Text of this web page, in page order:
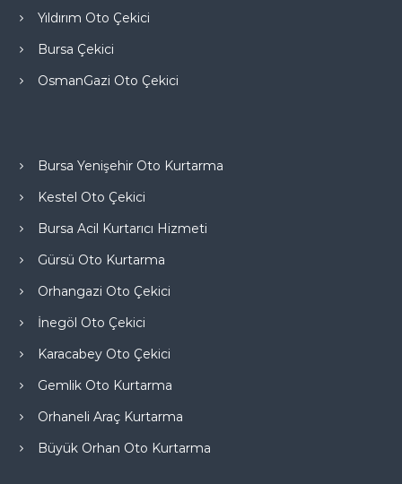
Yıldırım Oto Çekici
Bursa Çekici
OsmanGazi Oto Çekici
Bursa Yenişehir Oto Kurtarma
Kestel Oto Çekici
Bursa Acil Kurtarıcı Hizmeti
Gürsü Oto Kurtarma
Orhangazi Oto Çekici
İnegöl Oto Çekici
Karacabey Oto Çekici
Gemlik Oto Kurtarma
Orhaneli Araç Kurtarma
Büyük Orhan Oto Kurtarma